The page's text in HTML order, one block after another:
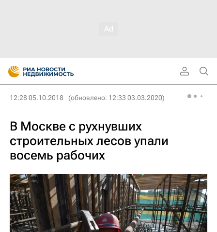
12:28 05.10.2018 (обновлено: 12:33 03.03.2020)
В Москве с рухнувших
строительных лесов упали
восемь рабочих